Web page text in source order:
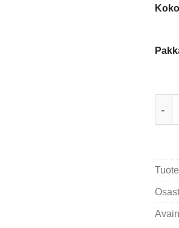
Koko